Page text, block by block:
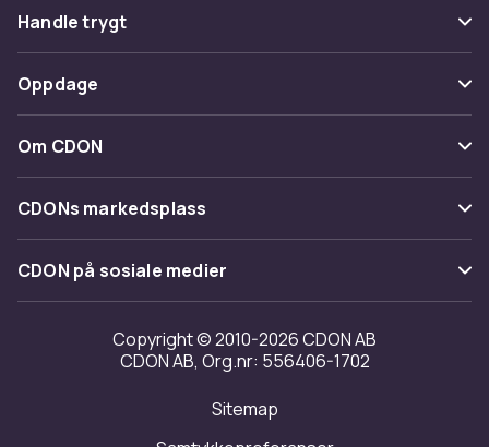
Vanlige spørsmål
Spor pakke
Angre & returner her
Kontakt oss
Handle trygt
Betaling
Levering
Tilbakekallinger
Oppdage
Kategorier
Varemerker
Om CDON
Om oss
Kundeanmeldelser
Jobbe på CDON
Investor relations
Tilgjengelighet
CDONs markedsplass
Merchant Help Center
CDON på sosiale medier
Copyright © 2010-2026 CDON AB
CDON AB, Org.nr: 556406-1702
Sitemap